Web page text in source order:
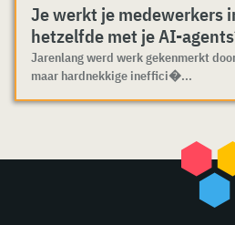
Je werkt je medewerkers
hetzelfde met je AI-
Jarenlang werd werk gekenmerkt
maar hardnekkige ineffici�...